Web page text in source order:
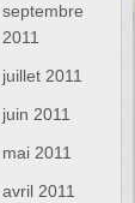
septembre
2011
juillet 2011
juin 2011
mai 2011
avril 2011